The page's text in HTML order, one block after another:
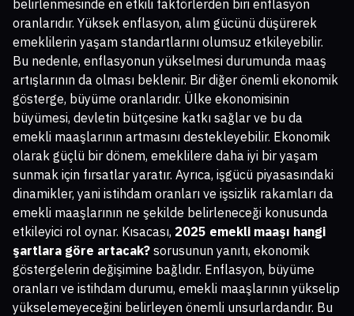
belirlenmesinde en etkili faktörlerden biri enflasyon
oranlarıdır. Yüksek enflasyon, alım gücünü düşürerek
emeklilerin yaşam standartlarını olumsuz etkileyebilir.
Bu nedenle, enflasyonun yükselmesi durumunda maaş
artışlarının da olması beklenir. Bir diğer önemli ekonomik
gösterge, büyüme oranlarıdır. Ülke ekonomisinin
büyümesi, devletin bütçesine katkı sağlar ve bu da
emekli maaşlarının artmasını destekleyebilir. Ekonomik
olarak güçlü bir dönem, emeklilere daha iyi bir yaşam
sunmak için fırsatlar yaratır. Ayrıca, işgücü piyasasındaki
dinamikler, yani istihdam oranları ve işsizlik rakamları da
emekli maaşlarının ne şekilde belirleneceği konusunda
etkileyici rol oynar. Kısacası, 2025 emekli maaşı hangi
şartlara göre artacak? sorusunun yanıtı, ekonomik
göstergelerin değişimine bağlıdır. Enflasyon, büyüme
oranları ve istihdam durumu, emekli maaşlarının yükselip
yükselemeyeceğini belirleyen önemli unsurlardandır. Bu